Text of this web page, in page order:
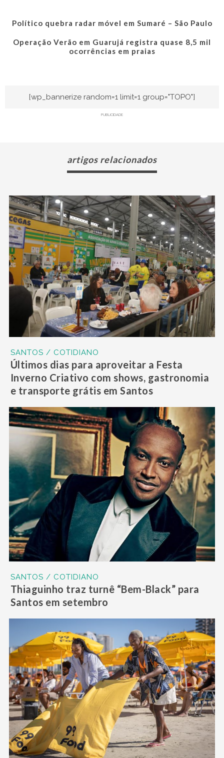
Político quebra radar móvel em Sumaré – São Paulo
Operação Verão em Guarujá registra quase 8,5 mil
ocorrências em praias
[wp_bannerize random=1 limit=1 group="TOPO"]
PUBLICIDADE
artigos relacionados
SANTOS / COTIDIANO
Últimos dias para aproveitar a Festa
Inverno Criativo com shows, gastronomia
e transporte grátis em Santos
SANTOS / COTIDIANO
Thiaguinho traz turnê “Bem-Black” para
Santos em setembro